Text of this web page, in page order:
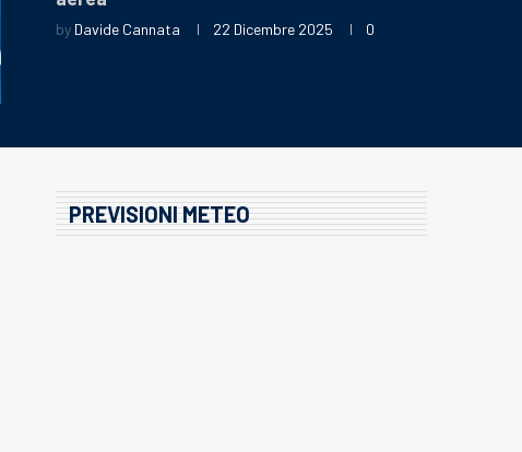
by Davide Cannata 22 Dicembre 2025 0
PREVISIONI METEO